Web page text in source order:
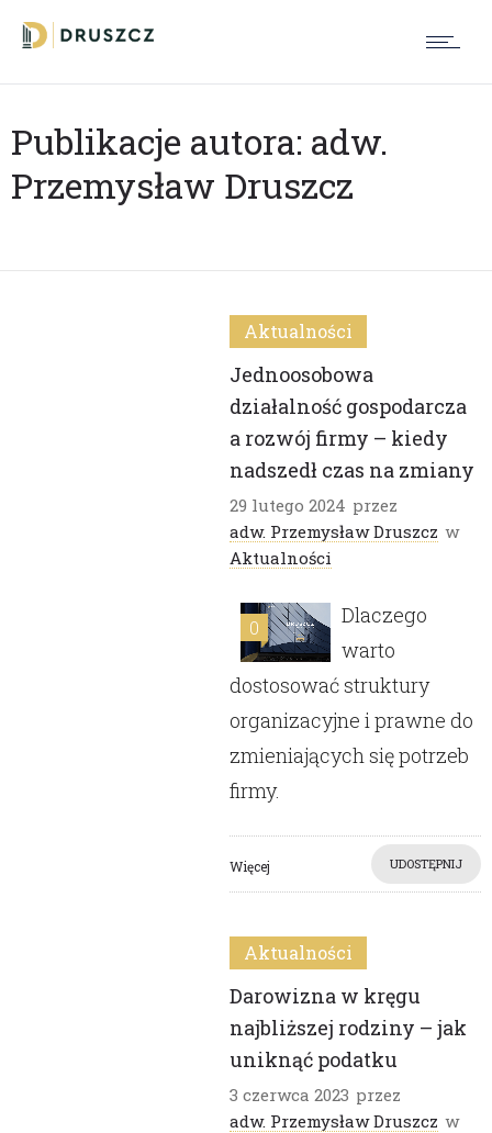
Publikacje autora: adw.
Przemysław Druszcz
Aktualności
Jednoosobowa
działalność gospodarcza
a rozwój firmy – kiedy
nadszedł czas na zmiany
29 lutego 2024 przez
adw. Przemysław Druszcz w
Aktualności
0
Dlaczego
warto
dostosować struktury
organizacyjne i prawne do
zmieniających się potrzeb
firmy.
Więcej UDOSTĘPNIJ
Aktualności
Darowizna w kręgu
najbliższej rodziny – jak
uniknąć podatku
3 czerwca 2023 przez
adw. Przemysław Druszcz w